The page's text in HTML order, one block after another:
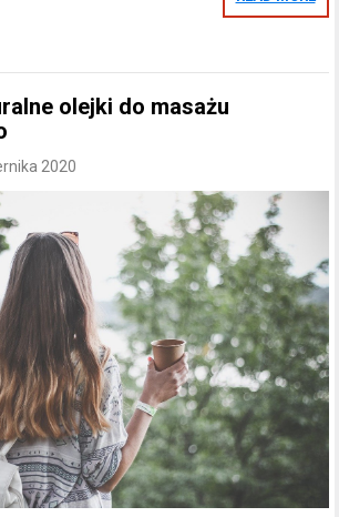
olejki do masażu
2020